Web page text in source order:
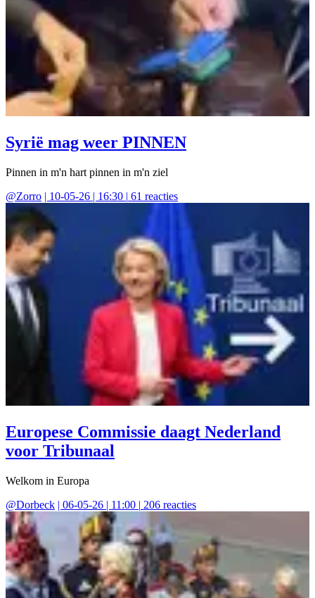
Syrië mag weer PINNEN
Pinnen in m'n hart pinnen in m'n ziel
@Zorro | 10-05-26 | 16:30 | 61 reacties
Europese Commissie daagt Nederland
voor Tribunaal
Welkom in Europa
@Dorbeck | 06-05-26 | 11:00 | 206 reacties